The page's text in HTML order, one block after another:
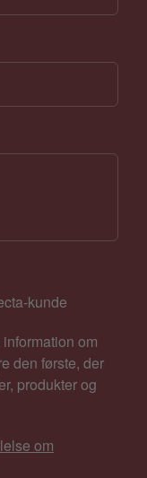
kunde
om
den første, der
produkter og
om